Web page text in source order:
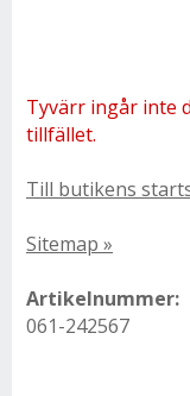
Tyvärr ingår inte
tillfället.
Till butikens
Sitemap »
Artikelnummer:
061-242567